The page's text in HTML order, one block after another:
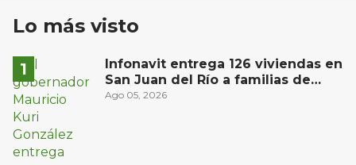
Lo más visto
Infonavit entrega 126 viviendas en
San Juan del Río a familias de
bajos ingresos
Ago 05, 2026